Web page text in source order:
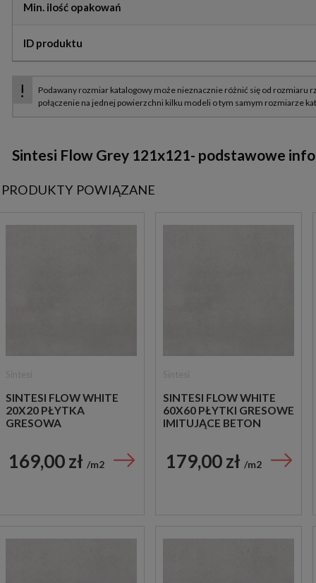
Min. ilość opakowań
ID produktu
Sintesi Flow Grey 121x121- podstawowe
PRODUKTY POWIĄZANE
SINTESI FLOW WHITE
20X20 PŁYTKA
GRESOWA
169,00 zł m2
SINTESI FLOW WHITE
60X60 PŁYTKI GRESOWE
IMITUJĄCE BETON
179,00 zł m2